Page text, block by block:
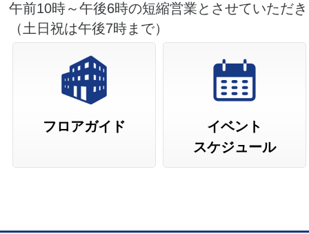
午前10時～午後6時の短縮営業とさせていただ
（土日祝は午後7時まで）
フロアガイド
イベント
スケジュール